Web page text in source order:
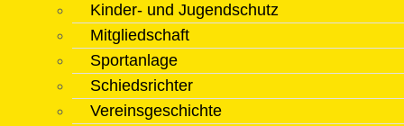
Kinder- und Jugendschutz
Mitgliedschaft
Sportanlage
Schiedsrichter
Vereinsgeschichte